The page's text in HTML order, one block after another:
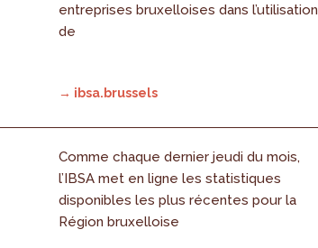
entreprises bruxelloises dans l’utilisation
de
→ ibsa.brussels
Comme chaque dernier jeudi du mois,
l’IBSA met en ligne les statistiques
disponibles les plus récentes pour la
Région bruxelloise